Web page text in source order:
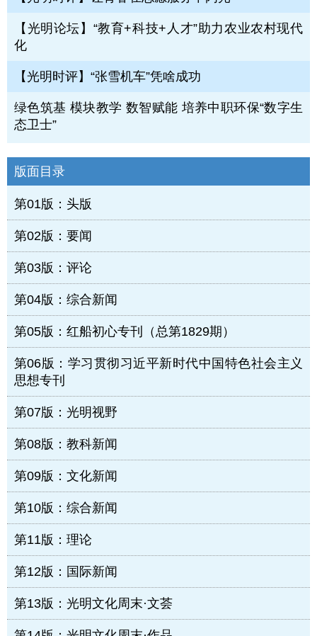
【光明论坛】“教育+科技+人才”助力农业农村现代
化
【光明时评】“张雪机车”凭啥成功
绿色筑基 模块教学 数智赋能 培养中职环保“数字生
态卫士”
版面目录
第01版：头版
第02版：要闻
第03版：评论
第04版：综合新闻
第05版：红船初心专刊（总第1829期）
第06版：学习贯彻习近平新时代中国特色社会主义
思想专刊
第07版：光明视野
第08版：教科新闻
第09版：文化新闻
第10版：综合新闻
第11版：理论
第12版：国际新闻
第13版：光明文化周末·文荟